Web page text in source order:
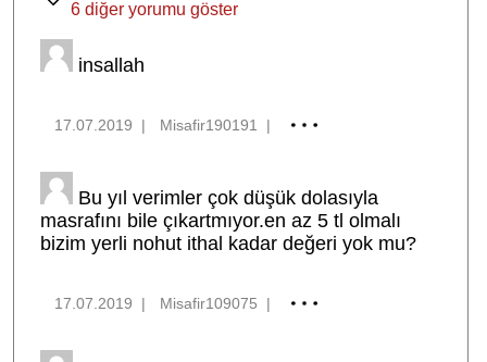
6 diğer yorumu göster
insallah
17.07.2019 | Misafir190191 |
Bu yıl verimler çok düşük dolasıyla
masrafını bile çıkartmıyor.en az 5 tl olmalı
bizim yerli nohut ithal kadar değeri yok mu?
17.07.2019 | Misafir109075 |